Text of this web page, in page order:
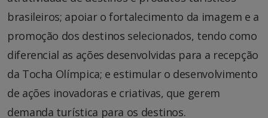
brasileiros; apoiar o fortalecimento da imagem e a
promoção dos destinos selecionados, tendo como
diferencial as ações desenvolvidas para a recepção
da Tocha Olímpica; e estimular o desenvolvimento
de ações inovadoras e criativas, que gerem
demanda turística para os destinos.